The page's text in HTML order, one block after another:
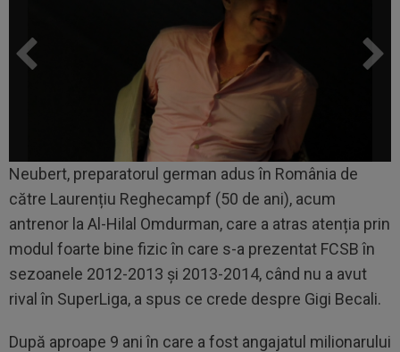
Neubert, preparatorul german adus în România de
către Laurențiu Reghecampf (50 de ani), acum
antrenor la Al-Hilal Omdurman, care a atras atenția prin
modul foarte bine fizic în care s-a prezentat FCSB în
sezoanele 2012-2013 și 2013-2014, când nu a avut
rival în SuperLiga, a spus ce crede despre Gigi Becali.
După aproape 9 ani în care a fost angajatul milionarului